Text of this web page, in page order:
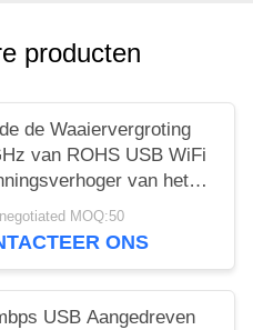
producten
de Waaiervergroting
van ROHS USB WiFi
van het
de Draadloze Signaal
MOQ:50
ONS
USB Aangedreven